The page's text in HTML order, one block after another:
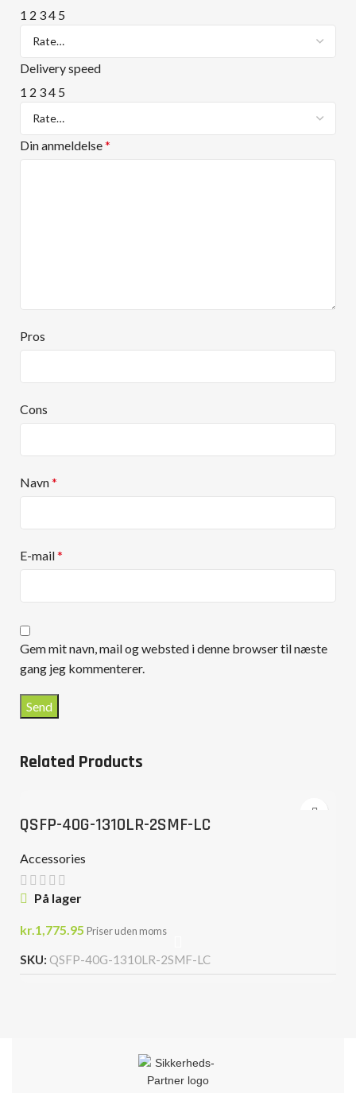
1 2 34 5
Delivery speed
1 2 34 5
Din anmeldelse*
Pros
Cons
Navn*
E-mail*
Gem mit navn, mail og websted i denne browser til næste
gang jeg kommenterer.
Related Products
QSFP-40G-1310LR-2SMF-LC
Accessories
På lager
kr. 1,775.95 Priser uden moms
SKU: QSFP-40G-1310LR-2SMF-LC